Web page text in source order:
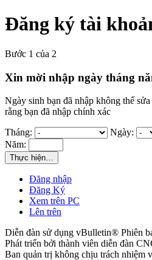
Đăng ký tài
Bước 1 của 2
Xin mời nhập ngày tháng
Ngày sinh bạn đã nhập không thể
rằng bạn đã nhập chính xác
Tháng:
Ngày:
Năm:
Thực hiện…
Đăng nhập
Đăng Ký
Xem trên PC
Lên trên
Diễn đàn sử dụng vBulletin® Phiên
Phát triển bởi thành viên diễn đàn
Ban quản trị không chịu trách nhiệm